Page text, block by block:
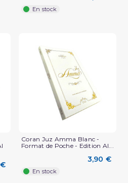
En stock
Coran Juz Amma Blanc -
Format de Poche - Edition Al...
3,90 €
En stock